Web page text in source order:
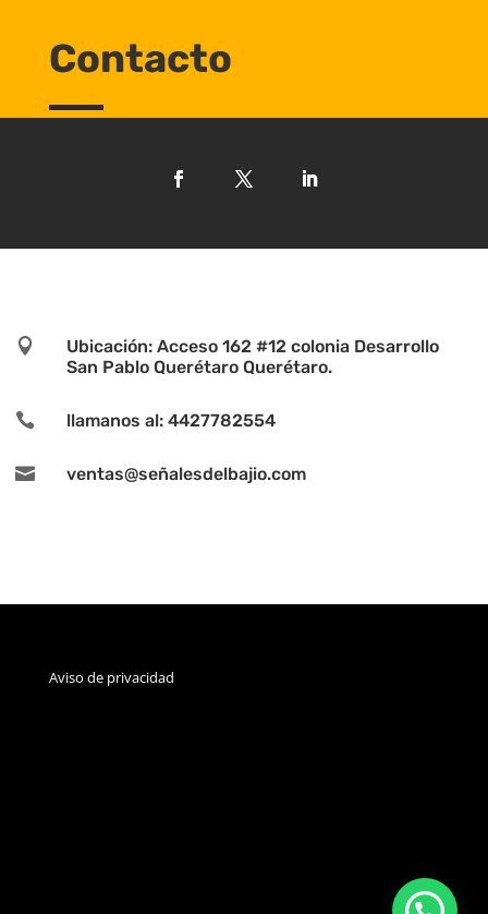
Contacto

Ubicación: Acceso 162 #12 colonia Desarrollo
San Pablo Querétaro Querétaro.
 llamanos al: 4427782554
 ventas@señalesdelbajio.com
Aviso de privacidad